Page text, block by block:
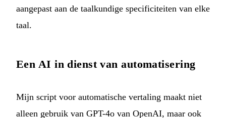
aangepast aan de taalkundige specificiteiten van elke
taal.
Een AI in dienst van automatisering
Mijn script voor automatische vertaling maakt niet
alleen gebruik van GPT-4o van OpenAI, maar ook